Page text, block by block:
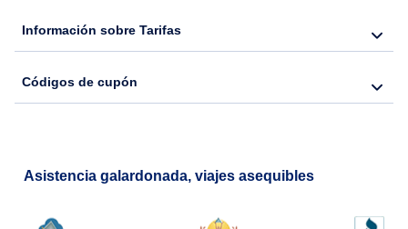
Información sobre Tarifas
Códigos de cupón
Asistencia galardonada, viajes asequibles